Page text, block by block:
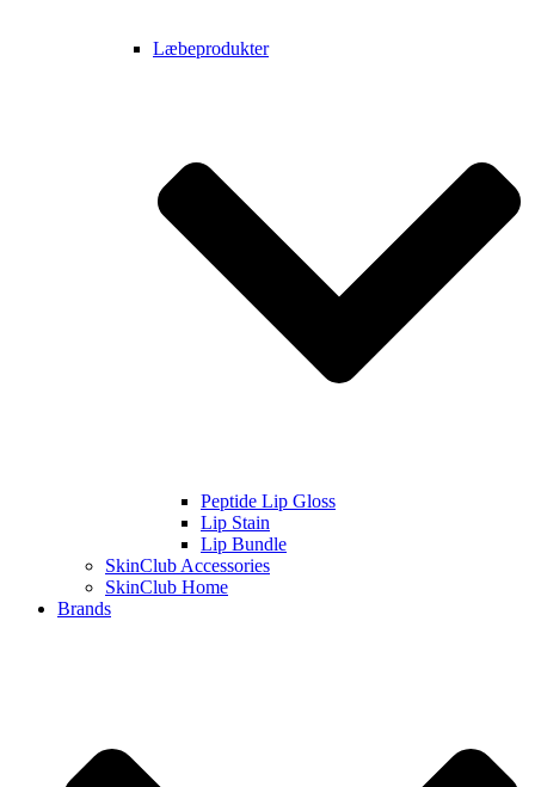
Læbeprodukter
Peptide Lip Gloss
Lip Stain
Lip Bundle
SkinClub Accessories
SkinClub Home
Brands